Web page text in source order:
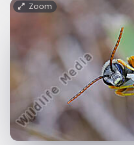
Zoom